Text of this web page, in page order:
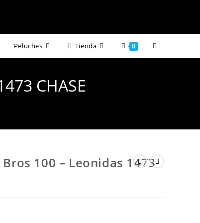
Peluches Tienda 0 Alternar
CHASE
100 – Leonidas 1473